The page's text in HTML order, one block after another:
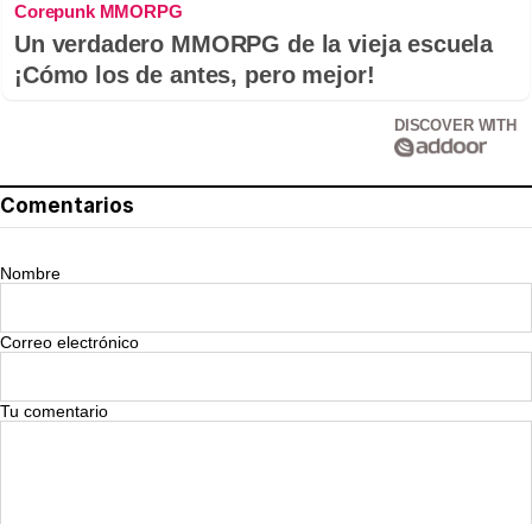
Corepunk MMORPG
Un verdadero MMORPG de la vieja escuela
¡Cómo los de antes, pero mejor!
DISCOVER WITH
Comentarios
Nombre
Correo electrónico
Tu comentario